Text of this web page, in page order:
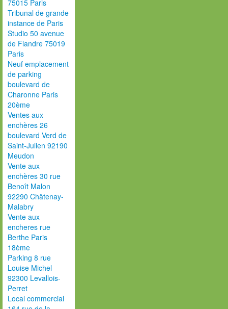
75015 Paris
Tribunal de grande
instance de Paris
Studio 50 avenue
de Flandre 75019
Paris
Neuf emplacement
de parking
boulevard de
Charonne Paris
20ème
Ventes aux
enchères 26
boulevard Verd de
Saint-Julien 92190
Meudon
Vente aux
enchères 30 rue
Benoît Malon
92290 Châtenay-
Malabry
Vente aux
encheres rue
Berthe Paris
18ème
Parking 8 rue
Louise Michel
92300 Levallois-
Perret
Local commercial